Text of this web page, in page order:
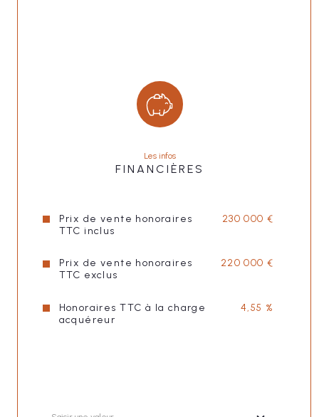
Les infos
FINANCIÈRES
Prix de vente honoraires
TTC inclus
230 000 €
Prix de vente honoraires
TTC exclus
220 000 €
Honoraires TTC à la charge
acquéreur
4,55 %